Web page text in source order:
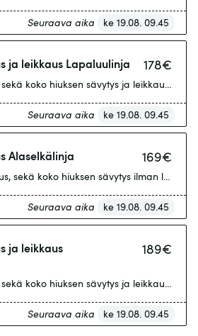
Seuraava aika ke 19.08. 09.45
ja leikkaus Lapaluulinja 178€
koko hiuksen sävytys ja leikkaus.
Seuraava aika ke 19.08. 09.45
Alaselkälinja 169€
sekä koko hiuksen sävytys ilman
Seuraava aika ke 19.08. 09.45
ja leikkaus
189€
koko hiuksen sävytys ja leikkaus.
Seuraava aika ke 19.08. 09.45